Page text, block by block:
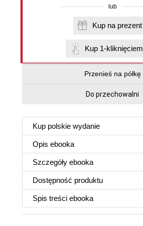
lub
Kup na prezent
Kup 1-kliknięciem
Przenieś na półkę
Do przechowalni
Kup polskie wydanie
Opis ebooka
Szczegóły ebooka
Dostępność produktu
Spis treści ebooka